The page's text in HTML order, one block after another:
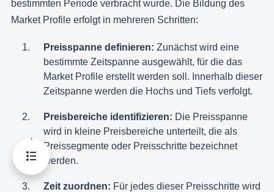
bestimmten Periode verbracht wurde. Die Bildung des
Market Profile erfolgt in mehreren Schritten:
Preisspanne definieren: Zunächst wird eine
bestimmte Zeitspanne ausgewählt, für die das
Market Profile erstellt werden soll. Innerhalb dieser
Zeitspanne werden die Hochs und Tiefs verfolgt.
Preisbereiche identifizieren: Die Preisspanne
wird in kleine Preisbereiche unterteilt, die als
Preissegmente oder Preisschritte bezeichnet
werden.
Zeit zuordnen: Für jedes dieser Preisschritte wird